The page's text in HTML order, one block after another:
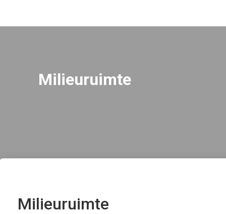
Milieuruimte
Milieuruimte